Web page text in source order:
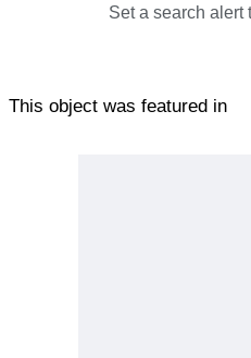
Set a search alert
This object was featured in